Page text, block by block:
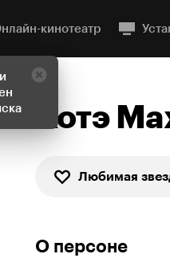
кинотеатр
Котэ
Любимая
О персоне